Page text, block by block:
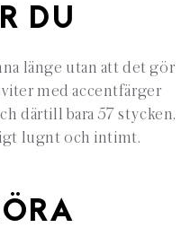
DU
länge utan att det gör
med accentfärger
därtill bara 57 stycken,
lugnt och intimt.